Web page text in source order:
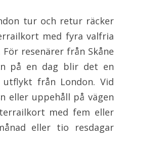
tur och retur räcker
med fyra valfria
resenärer från Skåne
på en dag blir det en
från London. Vid
eller uppehåll på vägen
med fem eller
eller tio resdagar